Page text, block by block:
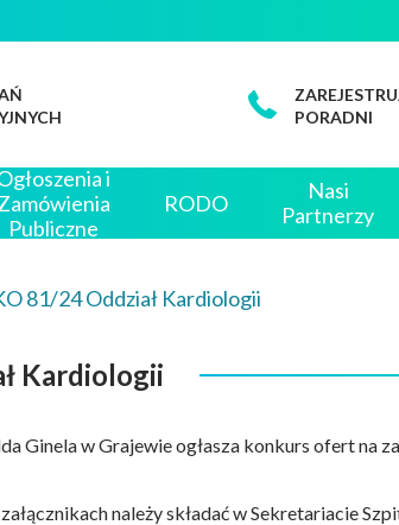
PORADNI
i
Publiczne
RODO
Nasi
Partnerzy
81/24 Oddział Kardiologii
Kardiologii
Ginela w Grajewie ogłasza konkurs ofert na
należy składać w Sekretariacie